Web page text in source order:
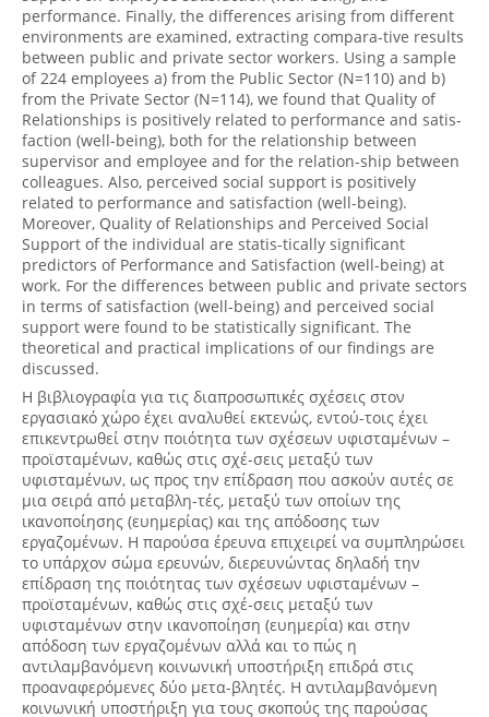
performance. Finally, the differences arising from different
environments are examined, extracting compara-tive results
between public and private sector workers. Using a sample
of 224 employees a) from the Public Sector (N=110) and b)
from the Private Sector (N=114), we found that Quality of
Relationships is positively related to performance and satis-
faction (well-being), both for the relationship between
supervisor and employee and for the relation-ship between
colleagues. Also, perceived social support is positively
related to performance and satisfaction (well-being).
Moreover, Quality of Relationships and Perceived Social
Support of the individual are statis-tically significant
predictors of Performance and Satisfaction (well-being) at
work. For the differences between public and private sectors
in terms of satisfaction (well-being) and perceived social
support were found to be statistically significant. The
theoretical and practical implications of our findings are
discussed.
Η βιβλιογραφία για τις διαπροσωπικές σχέσεις στον
εργασιακό χώρο έχει αναλυθεί εκτενώς, εντού-τοις έχει
επικεντρωθεί στην ποιότητα των σχέσεων υφισταμένων –
προϊσταμένων, καθώς στις σχέ-σεις μεταξύ των
υφισταμένων, ως προς την επίδραση που ασκούν αυτές σε
μια σειρά από μεταβλη-τές, μεταξύ των οποίων της
ικανοποίησης (ευημερίας) και της απόδοσης των
εργαζομένων. Η παρούσα έρευνα επιχειρεί να συμπληρώσει
το υπάρχον σώμα ερευνών, διερευνώντας δηλαδή την
επίδραση της ποιότητας των σχέσεων υφισταμένων –
προϊσταμένων, καθώς στις σχέ-σεις μεταξύ των
υφισταμένων στην ικανοποίηση (ευημερία) και στην
απόδοση των εργαζομένων αλλά και το πώς η
αντιλαμβανόμενη κοινωνική υποστήριξη επιδρά στις
προαναφερόμενες δύο μετα-βλητές. Η αντιλαμβανόμενη
κοινωνική υποστήριξη για τους σκοπούς της παρούσας